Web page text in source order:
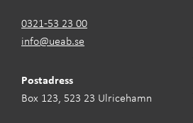
0321-53 23 00
info@ueab.se
Postadress
Box 123, 523 23 Ulricehamn